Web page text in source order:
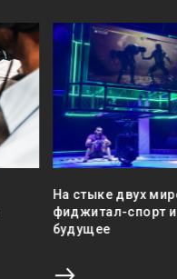
На стыке двух
фиджитал-спорт
будущее